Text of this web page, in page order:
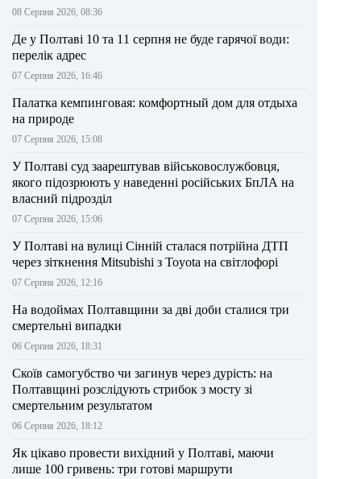
08 Серпня 2026, 08:36
Де у Полтаві 10 та 11 серпня не буде гарячої води:
перелік адрес
07 Серпня 2026, 16:46
Палатка кемпинговая: комфортный дом для отдыха
на природе
07 Серпня 2026, 15:08
У Полтаві суд заарештував військовослужбовця,
якого підозрюють у наведенні російських БпЛА на
власний підрозділ
07 Серпня 2026, 15:06
У Полтаві на вулиці Сінній сталася потрійна ДТП
через зіткнення Mitsubishi з Toyota на світлофорі
07 Серпня 2026, 12:16
На водоймах Полтавщини за дві доби сталися три
смертельні випадки
06 Серпня 2026, 18:31
Скоїв самогубство чи загинув через дурість: на
Полтавщині розслідують стрибок з мосту зі
смертельним результатом
06 Серпня 2026, 18:12
Як цікаво провести вихідний у Полтаві, маючи
лише 100 гривень: три готові маршрути